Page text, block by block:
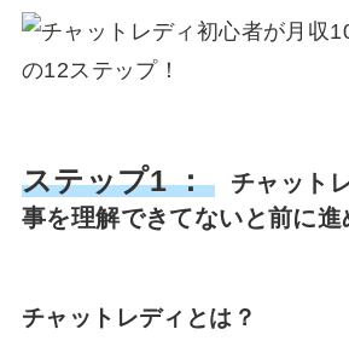
ステップ1 ：
チャット
事を理解できてないと前に進
チャットレディとは？